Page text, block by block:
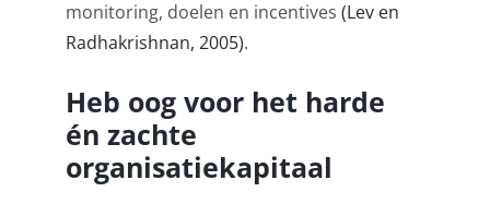
monitoring, doelen en incentives (Lev en
Radhakrishnan, 2005).
Heb oog voor het harde
én zachte
organisatiekapitaal